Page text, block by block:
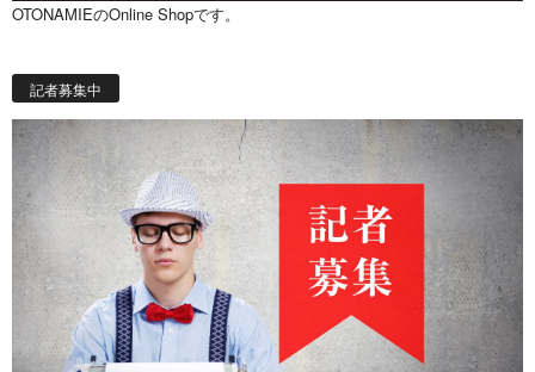
OTONAMIEのOnline Shopです。
記者募集中